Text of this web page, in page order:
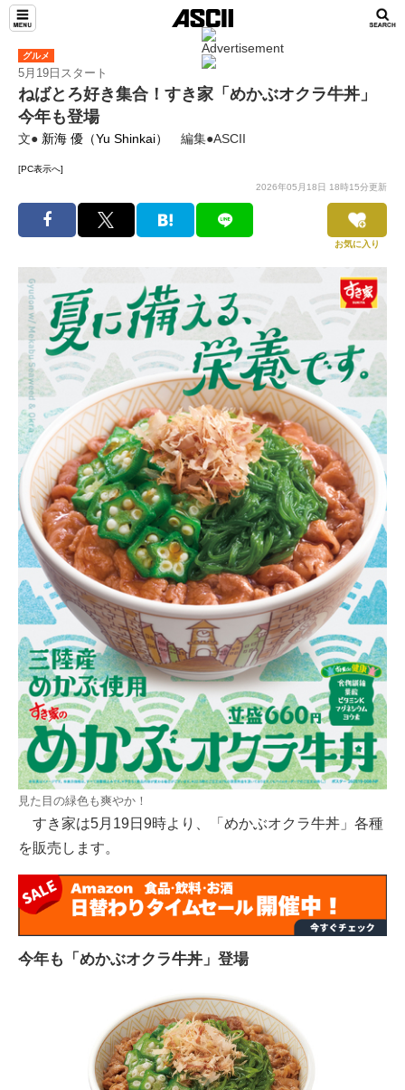
グルメ
5月19日スタート
ねばとろ好き集合！すき家「めかぶオクラ牛丼」
今年も登場
文● 新海 優（Yu Shinkai） 編集●ASCII
[PC表示へ]
2026年05月18日 18時15分更新
お気に入り
見た目の緑色も爽やか！
すき家は5月19日9時より、「めかぶオクラ牛丼」各種
を販売します。
今年も「めかぶオクラ牛丼」登場